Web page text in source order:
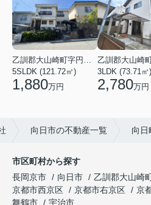
5SLDK (121.72㎡)
1,880万円
3LDK (73.71㎡)
2,780万円
向日市の不動産一覧 向日
市区町村から探す
長岡京市
向日市 乙訓郡大山崎
京都市西京区
京都市右京区 京
舞鶴市
宇治市